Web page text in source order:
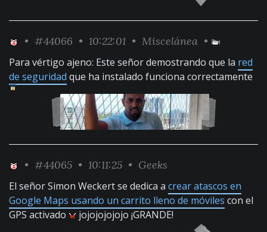
• #44066 • 10:22:01 • Miscelánea •
Para vértigo ajeno: Este señor demostrando que la red
de seguridad que ha instalado funciona correctamente
• #44065 • 10:11:25 • Geeks
El señor Simon Weckert se dedica a crear atascos en
Google Maps usando un carrito lleno de móviles con el
GPS activado
jojojojojojo ¡GRANDE!